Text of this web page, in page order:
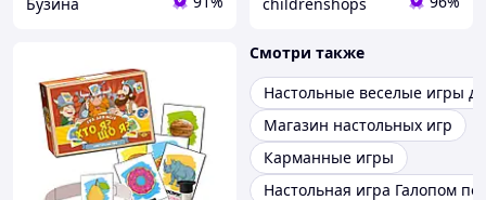
Смотри также
Настольные веселые игры
Магазин настольных игр
Карманные игры
Настольная игра Галопом